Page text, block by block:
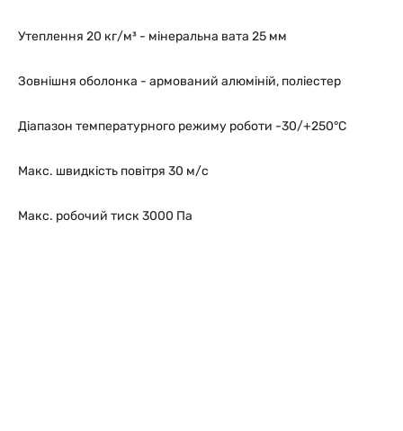
Утеплення 20 кг/м³ - мінеральна вата 25 мм
Зовнішня оболонка - армований алюміній, поліестер
Діапазон температурного режиму роботи -30/+250°C
Макс. швидкість повітря 30 м/с
Макс. робочий тиск 3000 Па